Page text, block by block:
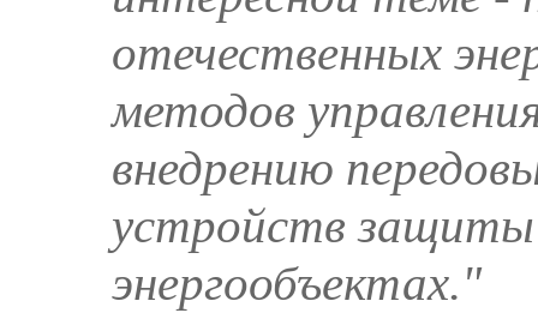
отечественных
методов
внедрению
устройств
энергообъектах."